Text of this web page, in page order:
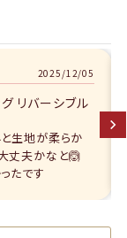
2025/12/05
リバーシブル
生地が柔らか
丈夫かなと🙆
たです